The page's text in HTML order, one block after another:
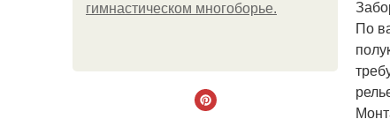
гимнастическом многоборье.
По